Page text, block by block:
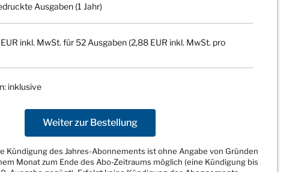
Ausgaben (1 Jahr)
inkl. MwSt. für 52 Ausgaben (2,88 EUR inkl. MwSt. pro
inklusive
Weiter zur Bestellung
Kündigung des Jahres-Abonnements ist ohne Angabe von Gründen
Monat zum Ende des Abo-Zeitraums möglich (eine Kündigung bis